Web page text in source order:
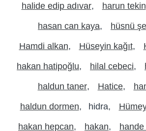
halide edip adıvar harun tekin
hasan can kaya hüsnü
Hamdi alkan Hüseyin kağıt
hakan hatipoğlu hilal cebeci
haldun taner Hatice
haldun dormen hidra
hakan hepcan hakan